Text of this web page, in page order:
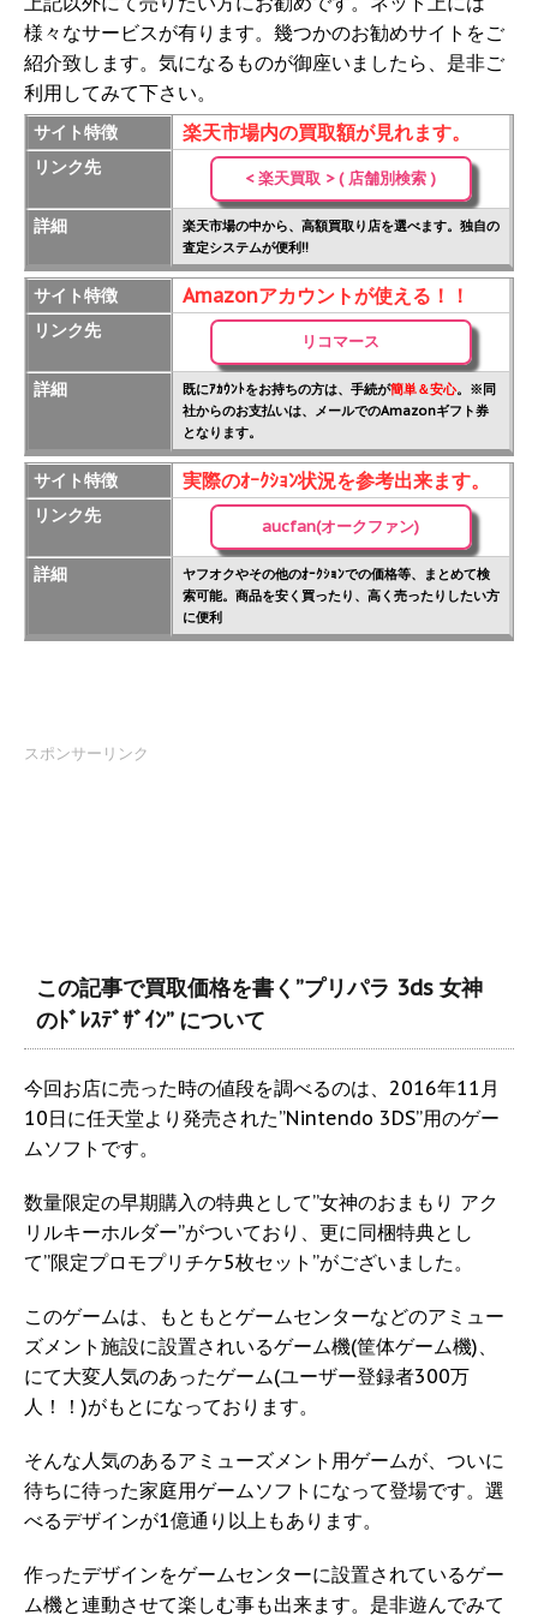
様々なサービスが有ります。幾つかのお勧めサイトをご
紹介致します。気になるものが御座いましたら、是非ご
利用してみて下さい。
サイト特徴 楽天市場内の買取額が見れます。
リンク先
< 楽天買取 > ( 店舗別検索 )
詳細
楽天市場の中から、高額買取り店を選べます。独自の
査定システムが便利!!
サイト特徴 Amazonアカウントが使える！！
リンク先
リコマース
詳細 既にｱｶｳﾝﾄをお持ちの方は、手続が簡単＆安心。※同
社からのお支払いは、メールでのAmazonギフト券
となります。
サイト特徴 実際のｵｰｸｼｮﾝ状況を参考出来ます。
リンク先
aucfan(オークファン)
詳細
ヤフオクやその他のｵｰｸｼｮﾝでの価格等、まとめて検
索可能。商品を安く買ったり、高く売ったりしたい方
に便利
スポンサーリンク
この記事で買取価格を書く”プリパラ 3ds 女神
のﾄﾞﾚｽﾃﾞｻﾞｲﾝ” について
今回お店に売った時の値段を調べるのは、2016年11月
10日に任天堂より発売された”Nintendo 3DS”用のゲー
ムソフトです。
数量限定の早期購入の特典として”女神のおまもり アク
リルキーホルダー”がついており、更に同梱特典とし
て”限定プロモプリチケ5枚セット”がございました。
このゲームは、もともとゲームセンターなどのアミュー
ズメント施設に設置されいるゲーム機(筐体ゲーム機)、
にて大変人気のあったゲーム(ユーザー登録者300万
人！！)がもとになっております。
そんな人気のあるアミューズメント用ゲームが、ついに
待ちに待った家庭用ゲームソフトになって登場です。選
べるデザインが1億通り以上もあります。
作ったデザインをゲームセンターに設置されているゲー
ム機と連動させて楽しむ事も出来ます。是非遊んでみて